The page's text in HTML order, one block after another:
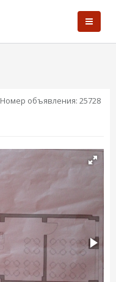
Номер объявления: 25728